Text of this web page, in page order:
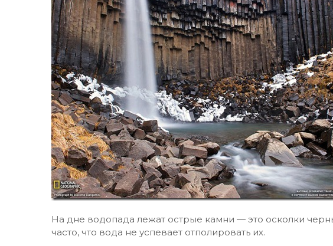
На дне водопада лежат острые камни — это осколки
часто, что вода не успевает отполировать их.